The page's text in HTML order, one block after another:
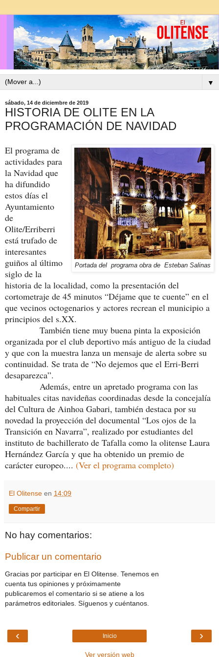
▼
sábado, 14 de diciembre de 2019
HISTORIA DE OLITE EN LA
PROGRAMACIÓN DE NAVIDAD
Portada del programa obra de Esteban Salinas
El programa de
actividades para
la Navidad que
ha difundido
estos días el
Ayuntamiento
de
Olite/Erriberri
está trufado de
interesantes
guiños al último
siglo de la
historia de la localidad, como la presentación del
cortometraje de 45 minutos “Déjame que te cuente” en el
que vecinos octogenarios y actores recrean el municipio a
principios del s.XX.
También tiene muy buena pinta la exposición
organizada por el club deportivo más antiguo de la ciudad
y que con la muestra lanza un mensaje de alerta sobre su
continuidad. Se trata de “No dejemos que el Erri-Berri
desaparezca”.
Además, entre un apretado programa con las
habituales citas navideñas coordinadas desde la concejalía
del Cultura de Ainhoa Gabari, también destaca por su
novedad la proyección del documental “Los ojos de la
Transición en Navarra”, realizado por estudiantes del
instituto de bachillerato de Tafalla como la olitense Laura
Hernández García y que ha obtenido un premio de
carácter europeo.... (Ver el programa completo)
El Olitense en 14:09
Compartir
No hay comentarios:
Publicar un comentario
Gracias por participar en El Olitense. Tenemos en
cuenta tus opiniones y próximamente
publicaremos el comentario si se atiene a los
parámetros editoriales. Síguenos y cuéntanos.
‹ ›
Inicio
Ver versión web